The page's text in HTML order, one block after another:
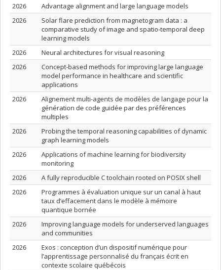
2026
Advantage alignment and large language models
2026
Solar flare prediction from magnetogram data : a
comparative study of image and spatio-temporal deep
learning models
2026
Neural architectures for visual reasoning
2026
Concept-based methods for improving large language
model performance in healthcare and scientific
applications
2026
Alignement multi-agents de modèles de langage pour la
génération de code guidée par des préférences
multiples
2026
Probing the temporal reasoning capabilities of dynamic
graph learning models
2026
Applications of machine learning for biodiversity
monitoring
2026
A fully reproducible C toolchain rooted on POSIX shell
2026
Programmes à évaluation unique sur un canal à haut
taux d’effacement dans le modèle à mémoire
quantique bornée
2026
Improving language models for underserved languages
and communities
2026
Exos : conception d’un dispositif numérique pour
l’apprentissage personnalisé du français écrit en
contexte scolaire québécois